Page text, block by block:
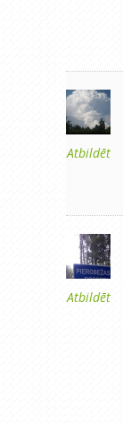
Atbildēt
Atbildēt